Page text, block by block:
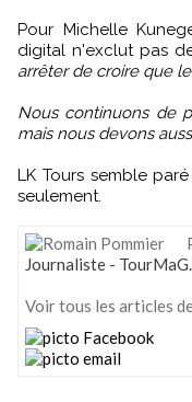
Pour Michelle
digital n'exclut pas
arrêter de croire que
Nous continuons de
mais nous devons
LK Tours semble
seulement.
Journaliste -
Voir tous les articles